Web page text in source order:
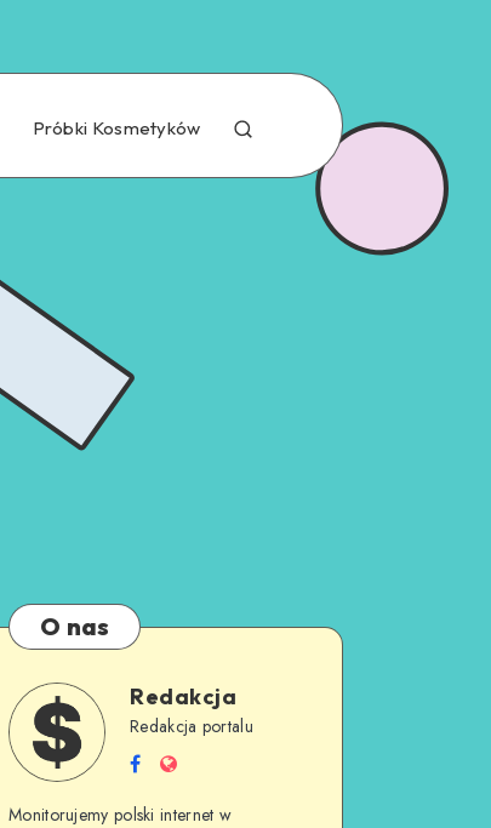
Próbki Kosmetyków
O nas
Redakcja
Redakcja portalu
Monitorujemy polski internet w